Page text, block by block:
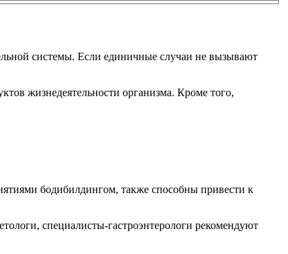
системы. Если единичные случаи не вызывают
жизнедеятельности организма. Кроме того,
бодибилдингом, также способны привести к
специалисты-гастроэнтерологи рекомендуют